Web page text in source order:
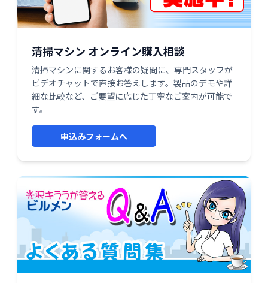
清掃マシン オンライン購入相談
清掃マシンに関するお客様の疑問に、専門スタッフが
ビデオチャットで直接お答えします。製品のデモや詳
細な比較など、ご要望に応じた丁寧なご案内が可能で
す。
申込みフォームへ